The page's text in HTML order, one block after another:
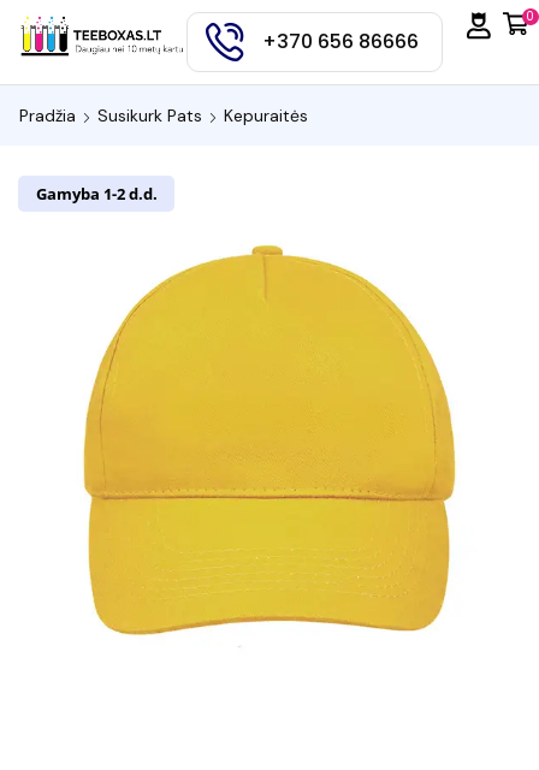
+370 656 86666
0
Pradžia Susikurk Pats Kepuraitės
Gamyba 1-2 d.d.